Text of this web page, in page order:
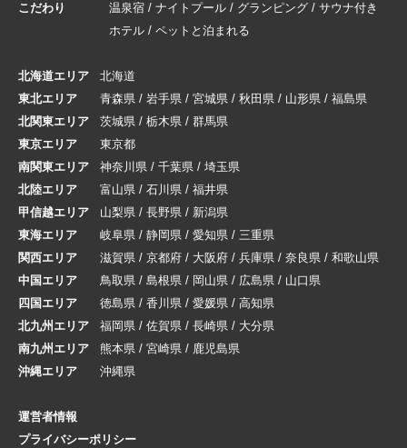
こだわり 温泉宿 / ナイトプール / グランピング / サウナ付き
ホテル / ペットと泊まれる
北海道エリア
北海道
東北エリア
青森県 / 岩手県 / 宮城県 / 秋田県 / 山形県 / 福島県
北関東エリア
茨城県 / 栃木県 / 群馬県
東京エリア
東京都
南関東エリア
神奈川県 / 千葉県 / 埼玉県
北陸エリア
富山県 / 石川県 / 福井県
甲信越エリア
山梨県 / 長野県 / 新潟県
東海エリア
岐阜県 / 静岡県 / 愛知県 / 三重県
関西エリア
滋賀県 / 京都府 / 大阪府 / 兵庫県 / 奈良県 / 和歌山県
中国エリア
鳥取県 / 島根県 / 岡山県 / 広島県 / 山口県
四国エリア
徳島県 / 香川県 / 愛媛県 / 高知県
北九州エリア
福岡県 / 佐賀県 / 長崎県 / 大分県
南九州エリア
熊本県 / 宮崎県 / 鹿児島県
沖縄エリア
沖縄県
運営者情報
プライバシーポリシー